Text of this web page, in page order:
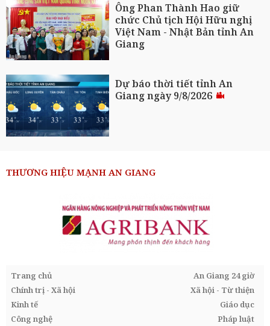
Ông Phan Thành Hao giữ
chức Chủ tịch Hội Hữu nghị
Việt Nam - Nhật Bản tỉnh An
Giang
Dự báo thời tiết tỉnh An
Giang ngày 9/8/2026
THƯƠNG HIỆU MẠNH AN GIANG
Trang chủ
An Giang 24 giờ
Chính trị - Xã hội
Xã hội - Từ thiện
Kinh tế
Giáo dục
Công nghệ
Pháp luật